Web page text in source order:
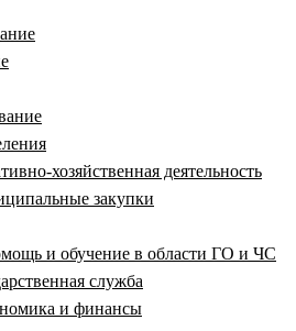
хозяйственная деятельность
закупки
и обучение в области ГО и ЧС
служба
и финансы